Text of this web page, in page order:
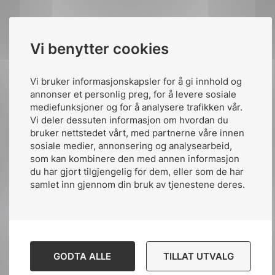
Vi benytter cookies
Vi bruker informasjonskapsler for å gi innhold og
annonser et personlig preg, for å levere sosiale
mediefunksjoner og for å analysere trafikken vår.
Vi deler dessuten informasjon om hvordan du
bruker nettstedet vårt, med partnerne våre innen
sosiale medier, annonsering og analysearbeid,
som kan kombinere den med annen informasjon
du har gjort tilgjengelig for dem, eller som de har
samlet inn gjennom din bruk av tjenestene deres.
GODTA ALLE TILLAT UTVALG
Publiserte:28. okt. 2016
Siste oppdatert:kl.21:48 20. des. 2021
Del artikkelen på:
påLinkedIn
påFacebook
påMail